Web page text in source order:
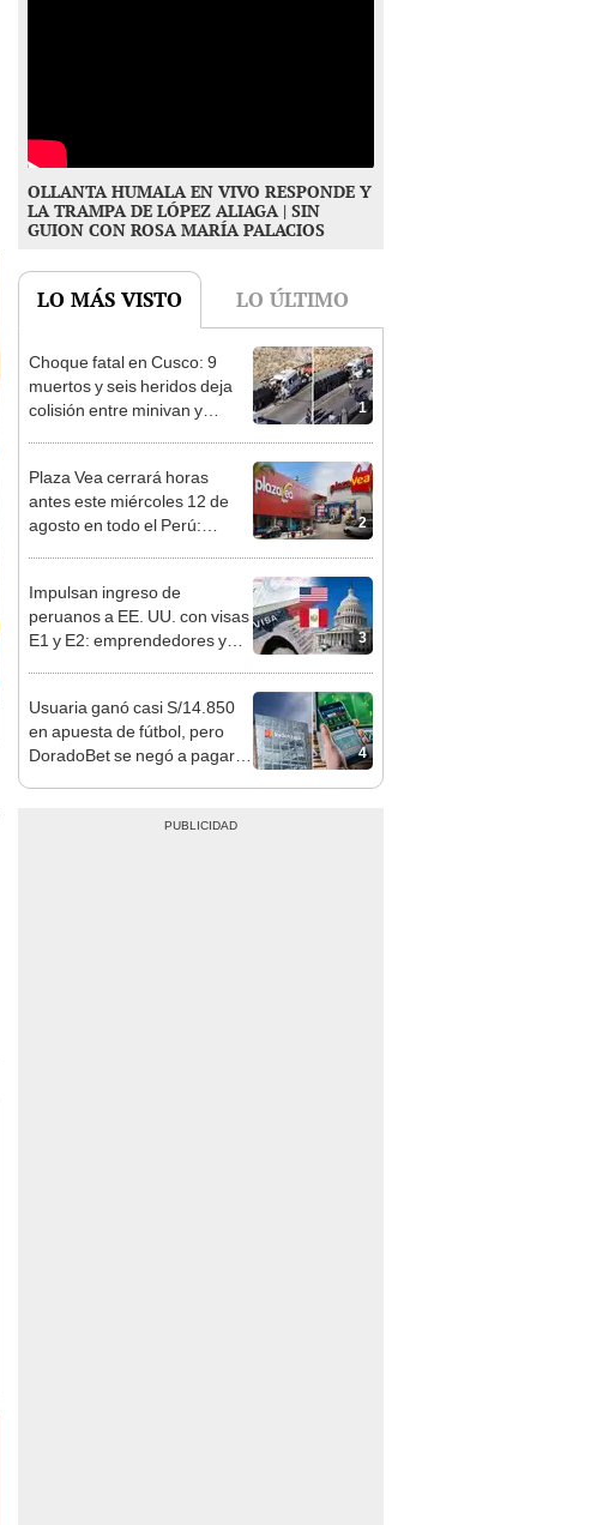
OLLANTA HUMALA EN VIVO RESPONDE Y
LA TRAMPA DE LÓPEZ ALIAGA | SIN
GUION CON ROSA MARÍA PALACIOS
LO MÁS VISTO LO ÚLTIMO
1
Choque fatal en Cusco: 9
muertos y seis heridos deja
colisión entre minivan y
2
Plaza Vea cerrará horas
antes este miércoles 12 de
agosto en todo el Perú:
3
Impulsan ingreso de
peruanos a EE. UU. con visas
E1 y E2: emprendedores y
4
Usuaria ganó casi S/14.850
en apuesta de fútbol, pero
DoradoBet se negó a pagar: